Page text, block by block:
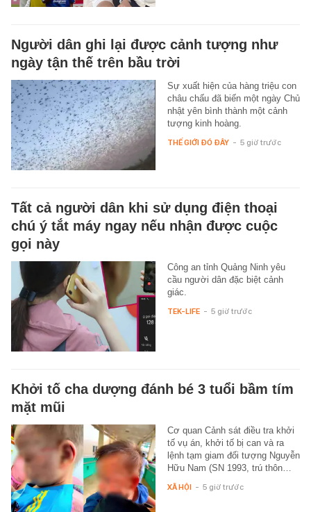
Người dân ghi lại được cảnh tượng như
ngày tận thế trên bầu trời
Sự xuất hiện của hàng triệu con
châu chấu đã biến một ngày Chủ
nhật yên bình thành một cảnh
tượng kinh hoàng.
THẾ GIỚI ĐÓ ĐÂY - 5 giờ trước
Tất cả người dân khi sử dụng điện thoại
chú ý tắt máy ngay nếu nhận được cuộc
gọi này
Công an tỉnh Quảng Ninh yêu
cầu người dân đặc biệt cảnh
giác.
TEK-LIFE - 5 giờ trước
Khởi tố cha dượng đánh bé 3 tuổi bầm tím
mặt mũi
Cơ quan Cảnh sát điều tra khởi
tố vụ án, khởi tố bị can và ra
lệnh tạm giam đối tượng Nguyễn
Hữu Nam (SN 1993, trú thôn…
XÃ HỘI - 5 giờ trước